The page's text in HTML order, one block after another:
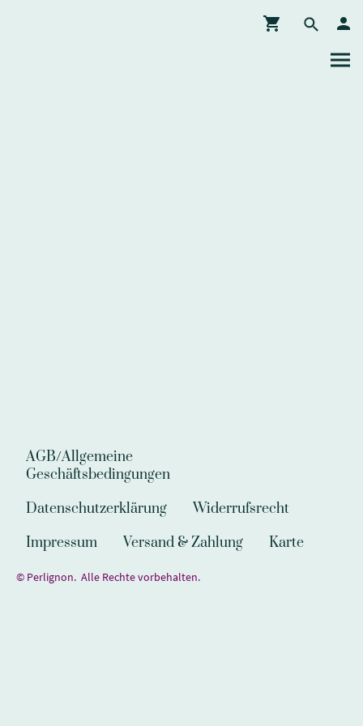
AGB/Allgemeine
Geschäftsbedingungen
Datenschutzerklärung
Widerrufsrecht
Impressum
Versand & Zahlung Karte
© Perlignon. Alle Rechte vorbehalten.